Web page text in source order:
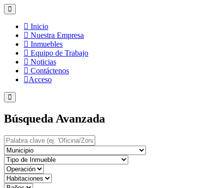
Inicio
Nuestra Empresa
Inmuebles
Equipo de Trabajo
Noticias
Contáctenos
Acceso
Búsqueda Avanzada